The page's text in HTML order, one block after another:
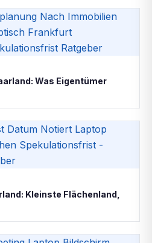
Was Eigentümer
Kleinste Flächenland,